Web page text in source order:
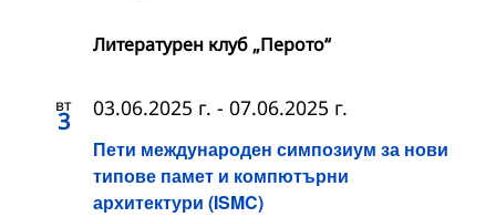
Литературен клуб „Перото“
вт
3
Пети международен симпозиум за нови
типове памет и компютърни
архитектури (ISMC)
03.06.2025 г. - 07.06.2025 г.